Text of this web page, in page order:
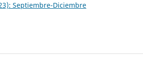
Septiembre-Diciembre